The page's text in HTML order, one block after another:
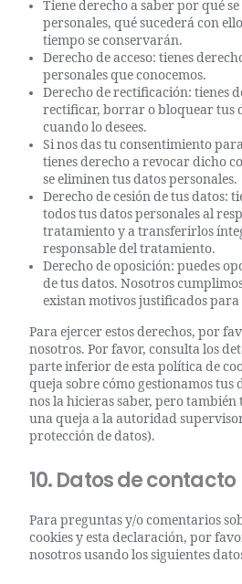
Tiene derecho a saber por qué
personales, qué sucederá con
tiempo se conservarán.
Derecho de acceso: tienes
personales que conocemos.
Derecho de rectificación: tienes
rectificar, borrar o bloquear tus
cuando lo desees.
Si nos das tu consentimiento
tienes derecho a revocar dicho
se eliminen tus datos personales.
Derecho de cesión de tus datos:
todos tus datos personales al
tratamiento y a transferirlos
responsable del tratamiento.
Derecho de oposición: puedes
de tus datos. Nosotros
existan motivos justificados para
Para ejercer estos derechos, por
nosotros. Por favor, consulta los
parte inferior de esta política de
queja sobre cómo gestionamos tus
nos la hicieras saber, pero también
una queja a la autoridad
protección de datos).
10. Datos de contacto
Para preguntas y/o comentarios
cookies y esta declaración, por
nosotros usando los siguientes